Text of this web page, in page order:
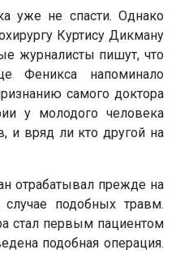
уже не спасти. Однако
Куртису Дикману
журналисты пишут, что
Феникса напоминало
самого доктора
у молодого человека
и вряд ли кто другой на
отрабатывал прежде на
подобных травм.
стал первым пациентом
подобная операция.